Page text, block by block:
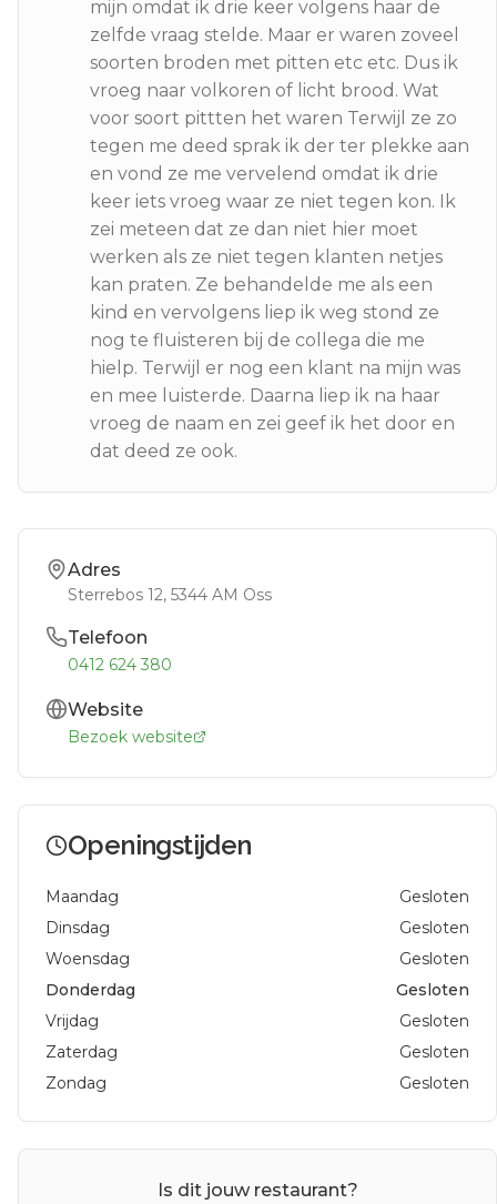
mijn omdat ik drie keer volgens haar de
zelfde vraag stelde. Maar er waren zoveel
soorten broden met pitten etc etc. Dus ik
vroeg naar volkoren of licht brood. Wat
voor soort pittten het waren Terwijl ze zo
tegen me deed sprak ik der ter plekke aan
en vond ze me vervelend omdat ik drie
keer iets vroeg waar ze niet tegen kon. Ik
zei meteen dat ze dan niet hier moet
werken als ze niet tegen klanten netjes
kan praten. Ze behandelde me als een
kind en vervolgens liep ik weg stond ze
nog te fluisteren bij de collega die me
hielp. Terwijl er nog een klant na mijn was
en mee luisterde. Daarna liep ik na haar
vroeg de naam en zei geef ik het door en
dat deed ze ook.
Adres
Sterrebos 12, 5344 AM Oss
Telefoon
0412 624 380
Website
Bezoek website
Openingstijden
Maandag
Gesloten
Dinsdag
Gesloten
Woensdag
Gesloten
Donderdag
Gesloten
Vrijdag
Gesloten
Zaterdag
Gesloten
Zondag
Gesloten
Is dit jouw restaurant?